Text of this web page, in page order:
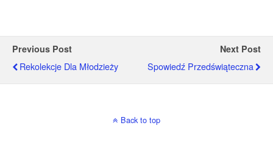
Previous Post
Rekolekcje Dla Młodzieży
Next Post
Spowiedź Przedświąteczna
Back to top